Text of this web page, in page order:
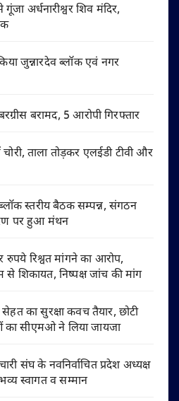
अर्धनारीश्वर शिव मंदिर,
किया जुन्नारदेव ब्लॉक एवं नगर
बरामद, 5 आरोपी गिरफ्तार
ताला तोड़कर एलईडी टीवी और
स्तरीय बैठक सम्पन्न, संगठन
पर हुआ मंथन
रिश्वत मांगने का आरोप,
शिकायत, निष्पक्ष जांच की मांग
का सुरक्षा कवच तैयार, छोटी
का सीएमओ ने लिया जायजा
संघ के नवनिर्वाचित प्रदेश अध्यक्ष
स्वागत व सम्मान